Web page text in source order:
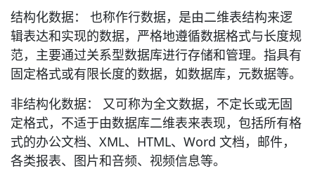
结构化数据： 也称作行数据，是由二维表结构来逻
辑表达和实现的数据，严格地遵循数据格式与长度规
范，主要通过关系型数据库进行存储和管理。指具有
固定格式或有限长度的数据，如数据库，元数据等。
非结构化数据： 又可称为全文数据，不定长或无固
定格式，不适于由数据库二维表来表现，包括所有格
式的办公文档、XML、HTML、Word 文档，邮件，
各类报表、图片和咅频、视频信息等。